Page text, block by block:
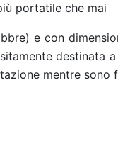
portatile che mai
e con
destinata
mentre sono